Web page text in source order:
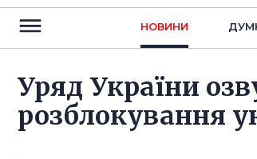
НОВИНИ
Уряд України
розблокування